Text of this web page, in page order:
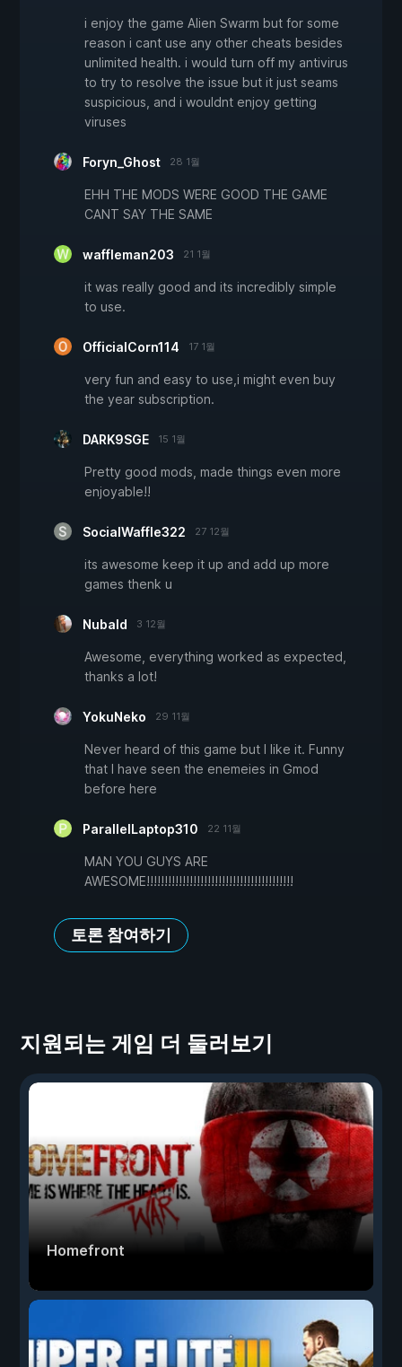
i enjoy the game Alien Swarm but for some
reason i cant use any other cheats besides
unlimited health. i would turn off my antivirus
to try to resolve the issue but it just seams
suspicious, and i wouldnt enjoy getting
viruses
Foryn_Ghost 28 1월
EHH THE MODS WERE GOOD THE GAME
CANT SAY THE SAME
waffleman203 21 1월
it was really good and its incredibly simple
to use.
OfficialCorn114 17 1월
very fun and easy to use,i might even buy
the year subscription.
DARK9SGE 15 1월
Pretty good mods, made things even more
enjoyable!!
SocialWaffle322 27 12월
its awesome keep it up and add up more
games thenk u
Nubald 3 12월
Awesome, everything worked as expected,
thanks a lot!
YokuNeko 29 11월
Never heard of this game but I like it. Funny
that I have seen the enemeies in Gmod
before here
ParallelLaptop310 22 11월
MAN YOU GUYS ARE
AWESOME!!!!!!!!!!!!!!!!!!!!!!!!!!!!!!!!!!!!!!!!!
토론 참여하기
지원되는 게임 더 둘러보기
Homefront